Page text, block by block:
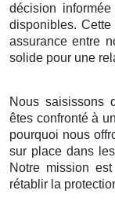
décision
disponibles.
assurance entre
solide pour une
Nous saisissons
êtes confronté à
pourquoi nous
sur place dans
Notre mission
rétablir la